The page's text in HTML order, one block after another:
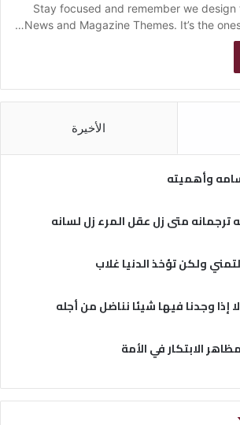
Stay focused and remember we design
News and Magazine Themes. It’s the
الأخيرة
وأهميته
ترجمانه متى زل عقل المرء زل لسانه
ولكن تؤخذ الدنيا غلاب
إذا وجدنا فيها شيئا نناضل من أجله
الابتكار في الأمة